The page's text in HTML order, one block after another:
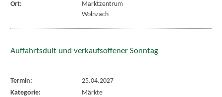
Ort:
Marktzentrum
Wolnzach
Auffahrtsdult und verkaufsoffener Sonntag
Termin:
25.04.2027
Kategorie:
Märkte